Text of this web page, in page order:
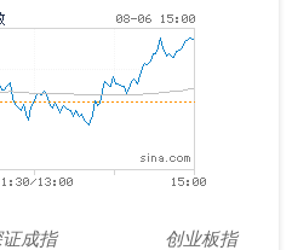
证成指
创业板指